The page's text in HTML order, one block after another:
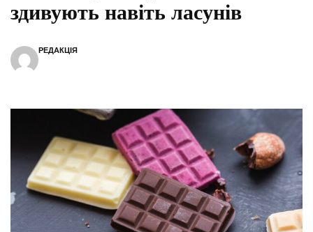
здивують навіть ласунів
РЕДАКЦІЯ